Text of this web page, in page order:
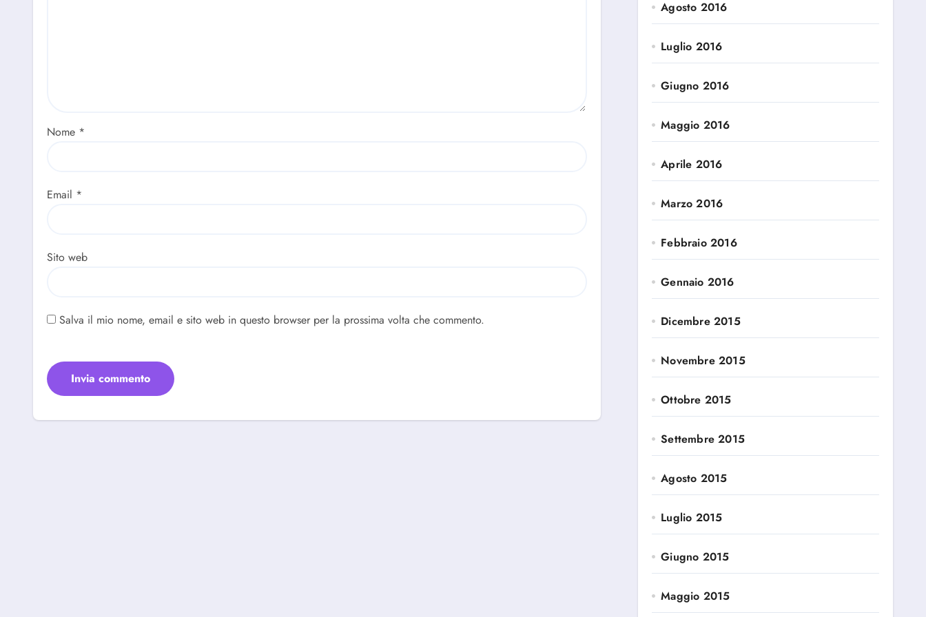
Nome *
Email *
Sito web
Salva il mio nome, email e sito web in questo browser per la prossima volta che commento.
Agosto 2016
Luglio 2016
Giugno 2016
Maggio 2016
Aprile 2016
Marzo 2016
Febbraio 2016
Gennaio 2016
Dicembre 2015
Novembre 2015
Ottobre 2015
Settembre 2015
Agosto 2015
Luglio 2015
Giugno 2015
Maggio 2015